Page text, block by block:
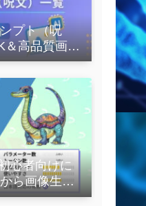
プト（呪
＆高品質画像
版
心者向けに
ら画像生成